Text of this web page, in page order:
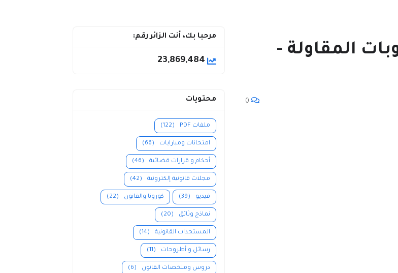
المقاولة -
0
مرحبا بك، أنت الزائر رقم:
23,869,484
محتويات
ملفات PDF (122)
امتحانات ومبارايات (66)
أحكام و قرارات قضائية (46)
مجلات قانونية إلكترونية (42)
فيديو (39) كورونا والقانون (22)
نماذج وثائق (20)
المستجدات القانونية (14)
رسائل و أطروحات (11)
دروس وملخصات القانون (6)